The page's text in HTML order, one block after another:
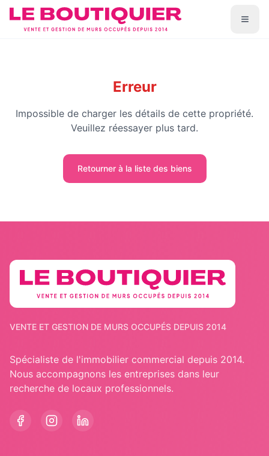
Erreur
Impossible de charger les détails de cette propriété.
Veuillez réessayer plus tard.
Retourner à la liste des biens
VENTE ET GESTION DE MURS OCCUPÉS DEPUIS 2014
Spécialiste de l'immobilier commercial depuis 2014.
Nous accompagnons les entreprises dans leur
recherche de locaux professionnels.